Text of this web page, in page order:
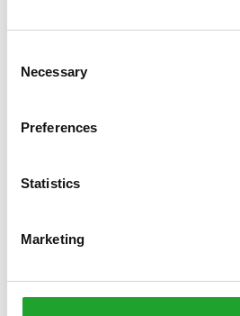
Selection
Necessary
Preferences
Statistics
Marketing